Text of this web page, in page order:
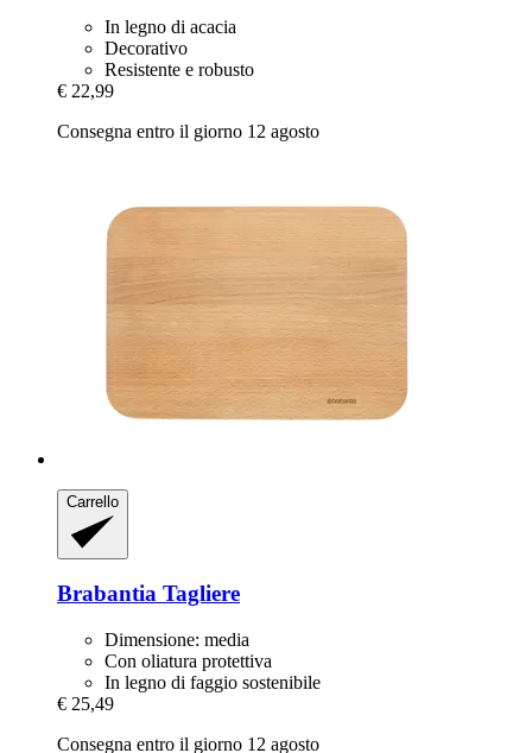
In legno di acacia
Decorativo
Resistente e robusto
€ 22,99
Consegna entro il giorno 12 agosto
Carrello
Brabantia Tagliere
Dimensione: media
Con oliatura protettiva
In legno di faggio sostenibile
€ 25,49
Consegna entro il giorno 12 agosto